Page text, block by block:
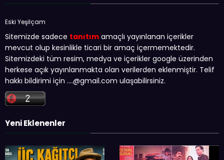
Eski Yeşilçam
Sitemizde sadece tanıtım amaçlı yayınlanan içerikler
mevcut olup kesinlikle ticari bir amaç içermemektedir.
Sitemizdeki tüm resim, medya ve içerikler google üzerinden
herkese açık yayınlanmakta olan verilerden eklenmiştir. Telif
hakkı bildirimi için ….@gmail.com ulaşabilirsiniz.
Yeni Eklenenler